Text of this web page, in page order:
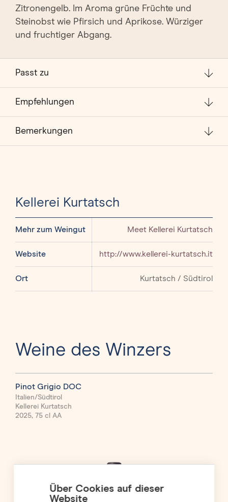
Zitronengelb. Im Aroma grüne Früchte und
Steinobst wie Pfirsich und Aprikose. Würziger
und fruchtiger Abgang.
Passt zu
Empfehlungen
Bemerkungen
Kellerei Kurtatsch
Mehr zum Weingut Meet Kellerei Kurtatsch
Website http://www.kellerei-kurtatsch.it
Ort Kurtatsch / Südtirol
Weine des Winzers
Pinot Grigio DOC
Italien/Südtirol
Kellerei Kurtatsch
2025, 75 cl AA
Über Cookies auf dieser
Website